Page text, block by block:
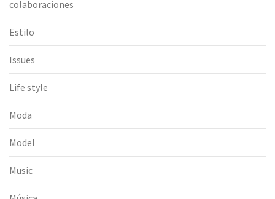
colaboraciones
Estilo
Issues
Life style
Moda
Model
Music